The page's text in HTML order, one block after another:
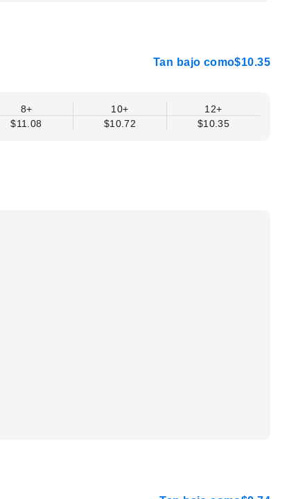
Tan bajo como$10.35
8+
$11.08
10+
$10.72
12+
$10.35